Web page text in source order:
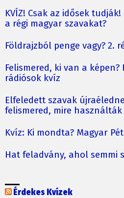
KVÍZ! Csak az idősek
a régi magyar szavakat?
Földrajzból penge vagy? 2.
Felismered, ki van a képen?
rádiósok kvíz
Elfeledett szavak
felismered, mire használták
Kvíz: Ki mondta? Magyar
Hat feladvány, ahol semmi
Érdekes Kvízek